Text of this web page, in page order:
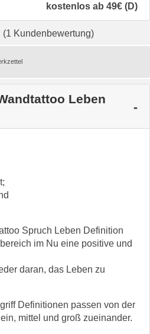
kostenlos ab 49€ (D)
(1 Kundenbewertung)
Leben
Spruch Leben Definition
im Nu eine positive und
daran, das Leben zu
Definitionen passen von der
mittel und groß zueinander.